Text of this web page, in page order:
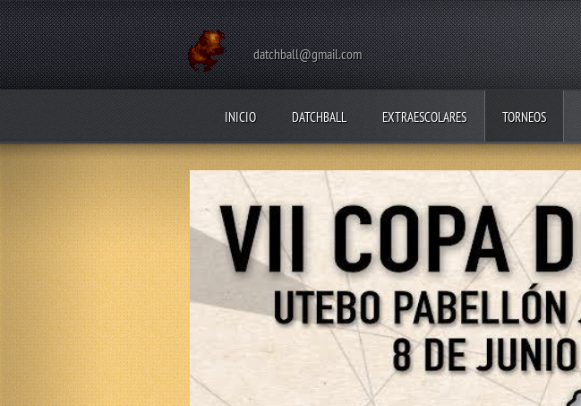
datchball@gmail.com
INICIO DATCHBALL EXTRAESCOLARES TORNEOS